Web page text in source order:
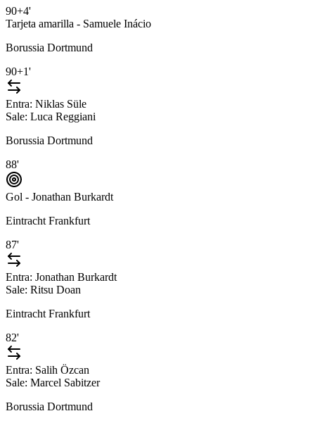
90+4'
Tarjeta amarilla - Samuele Inácio
Borussia Dortmund
90+1'
Entra: Niklas Süle
Sale: Luca Reggiani
Borussia Dortmund
88'
Gol - Jonathan Burkardt
Eintracht Frankfurt
87'
Entra: Jonathan Burkardt
Sale: Ritsu Doan
Eintracht Frankfurt
82'
Entra: Salih Özcan
Sale: Marcel Sabitzer
Borussia Dortmund